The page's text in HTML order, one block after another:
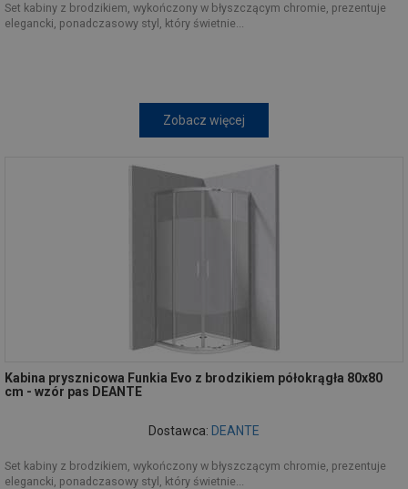
Set kabiny z brodzikiem, wykończony w błyszczącym chromie, prezentuje
elegancki, ponadczasowy styl, który świetnie...
Zobacz więcej
Kabina prysznicowa Funkia Evo z brodzikiem półokrągła 80x80
cm - wzór pas DEANTE
Dostawca: DEANTE
Set kabiny z brodzikiem, wykończony w błyszczącym chromie, prezentuje
elegancki, ponadczasowy styl, który świetnie...